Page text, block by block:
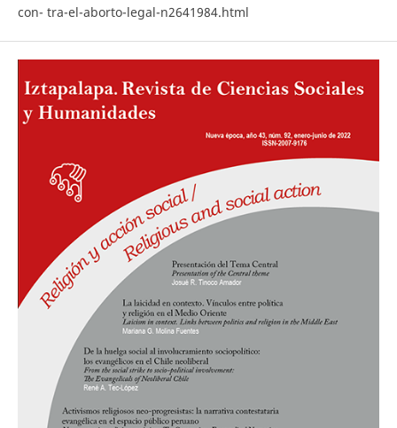
con- tra-el-aborto-legal-n2641984.html